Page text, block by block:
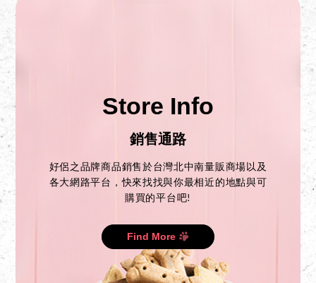
Store Info
銷售通路
好侶之品牌商品銷售於台灣北中南量販商場以及
各大網路平台，快來找找與你最相近的地點與可
購買的平台吧!
Find More